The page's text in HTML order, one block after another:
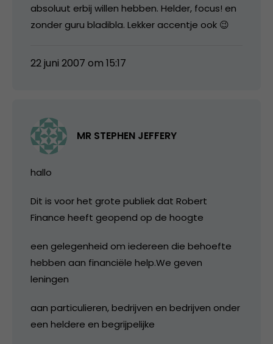
absoluut erbij willen hebben. Helder, focus! en
zonder guru bladibla. Lekker accentje ook 😉
22 juni 2007 om 15:17
MR STEPHEN JEFFERY
hallo
Dit is voor het grote publiek dat Robert
Finance heeft geopend op de hoogte
een gelegenheid om iedereen die behoefte
hebben aan financiële help.We geven
leningen
aan particulieren, bedrijven en bedrijven onder
een heldere en begrijpelijke